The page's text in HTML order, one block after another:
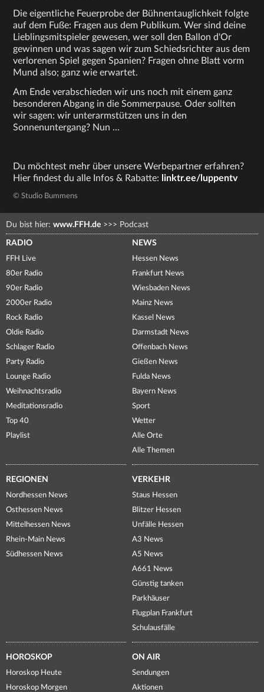
Die eigentliche Feuerprobe der Bühnentauglichkeit folgte
auf dem Fuße: Fragen aus dem Publikum. Wer sind deine
Lieblingsmitspieler gewesen, wer soll den Ballon d'Or
gewinnen und was sagen wir zum Schiedsrichter aus dem
verlorenen Spiel gegen Spanien? Fragen ohne Blatt vorm
Mund also; ganz wie erwartet.
Am Ende verabschieden wir uns noch mit einem ganz
besonderen Abgang in die Sommerpause. Oder sollten
wir sagen: wir unterarmstützen uns in den
Sonnenuntergang? Nun ...
Du möchtest mehr über unsere Werbepartner erfahren?
Hier findest du alle Infos & Rabatte: linktr.ee/luppentv
© Studio Bummens
Du bist hier: www.FFH.de >>> Podcast
RADIO
FFH Live
80er Radio
90er Radio
2000er Radio
Rock Radio
Oldie Radio
Schlager Radio
Party Radio
Lounge Radio
Weihnachtsradio
Meditationsradio
Top 40
Playlist
NEWS
Hessen News
Frankfurt News
Wiesbaden News
Mainz News
Kassel News
Darmstadt News
Offenbach News
Gießen News
Fulda News
Bayern News
Sport
Wetter
Alle Orte
Alle Themen
REGIONEN
Nordhessen News
Osthessen News
Mittelhessen News
Rhein-Main News
Südhessen News
VERKEHR
Staus Hessen
Blitzer Hessen
Unfälle Hessen
A3 News
A5 News
A661 News
Günstig tanken
Parkhäuser
Flugplan Frankfurt
Schulausfälle
HOROSKOP
Horoskop Heute
Horoskop Morgen
ON AIR
Sendungen
Aktionen